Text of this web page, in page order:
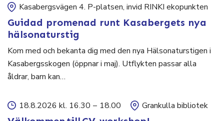
Kasabergsvägen 4. P-platsen, invid RINKI ekopunkten
Guidad promenad runt Kasabergets nya
hälsonaturstig
Kom med och bekanta dig med den nya Hälsonaturstigen i
Kasabergsskogen (öppnar i maj). Utflykten passar alla
åldrar, barn kan…
18.8.2026 kl. 16.30 – 18.00 Grankulla bibliotek